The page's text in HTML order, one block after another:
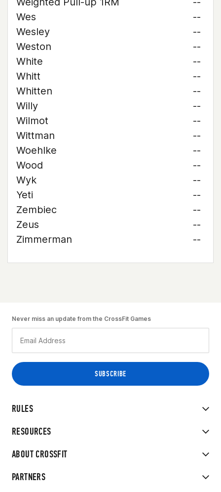
Wes
--
Wesley
--
Weston
--
White
--
Whitt
--
Whitten
--
Willy
--
Wilmot
--
Wittman
--
Woehlke
--
Wood
--
Wyk
--
Yeti
--
Zembiec
--
Zeus
--
Zimmerman
--
RULES
RESOURCES
ABOUT CROSSFIT
PARTNERS
Never miss an update from the CrossFit Games